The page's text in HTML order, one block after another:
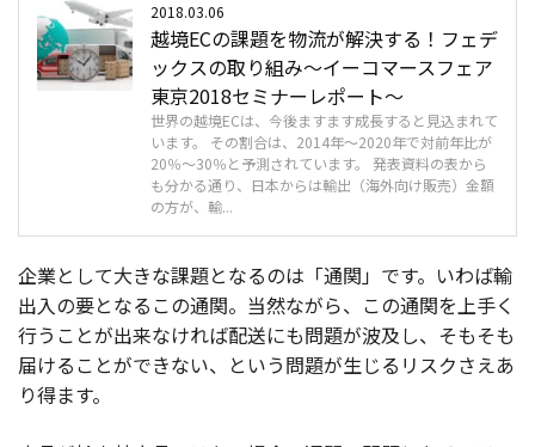
2018.03.06
越境ECの課題を物流が解決する！フェデ
ックスの取り組み～イーコマースフェア
東京2018セミナーレポート～
世界の越境ECは、今後ますます成長すると見込まれて
います。 その割合は、2014年～2020年で対前年比が
20％～30％と予測されています。 発表資料の表から
も分かる通り、日本からは輸出（海外向け販売）金額
の方が、輸...
企業として大きな課題となるのは「通関」です。いわば輸
出入の要となるこの通関。当然ながら、この通関を上手く
行うことが出来なければ配送にも問題が波及し、そもそも
届けることができない、という問題が生じるリスクさえあ
り得ます。